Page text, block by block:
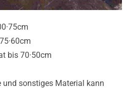
bis 70·50cm
und sonstiges Material kann